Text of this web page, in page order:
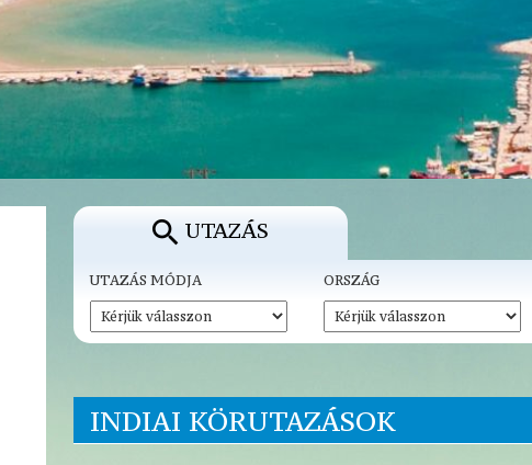
UTAZÁS
UTAZÁS MÓDJA ORSZÁG
INDIAI KÖRUTAZÁSOK